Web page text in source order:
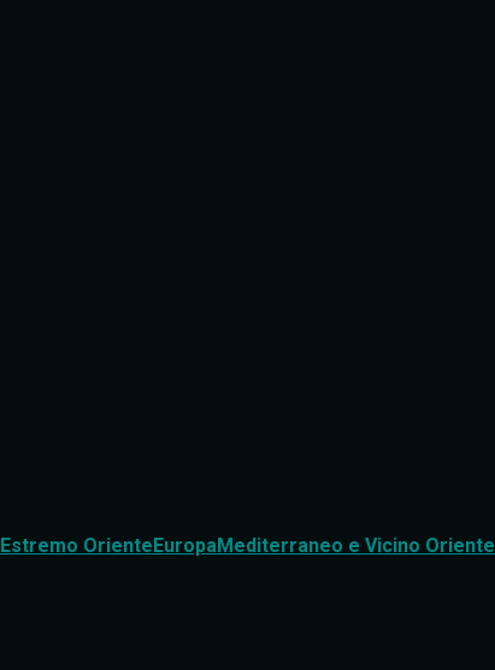
Estremo OrienteEuropaMediterraneo e Vicino Oriente